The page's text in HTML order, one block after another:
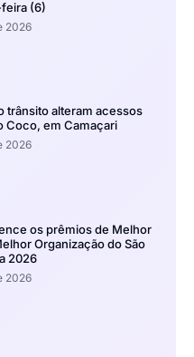
(6)
2026
trânsito alteram acessos
Coco, em Camaçari
2026
os prêmios de Melhor
Organização do São
2026
2026